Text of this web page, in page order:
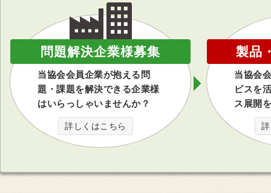
問題解決企業様募集
当協会会員企業が抱える問
題・課題を解決できる企業様
はいらっしゃいませんか？
詳しくはこちら
製品
当協会
ビスを
ス展開